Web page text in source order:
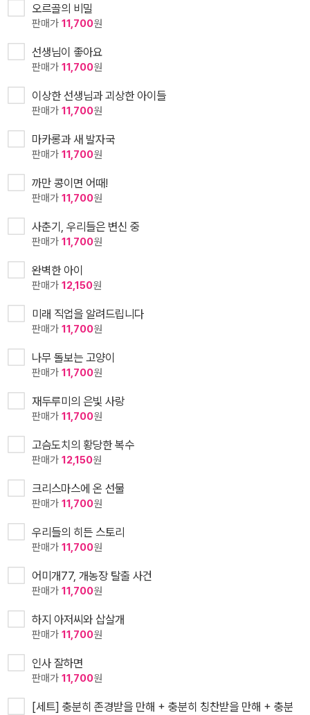
오르골의 비밀
판매가 11,700원
선생님이 좋아요
판매가 11,700원
이상한 선생님과 괴상한 아이들
판매가 11,700원
마카롱과 새 발자국
판매가 11,700원
까만 콩이면 어때!
판매가 11,700원
사춘기, 우리들은 변신 중
판매가 11,700원
완벽한 아이
판매가 12,150원
미래 직업을 알려드립니다
판매가 11,700원
나무 돌보는 고양이
판매가 11,700원
재두루미의 은빛 사랑
판매가 11,700원
고슴도치의 황당한 복수
판매가 12,150원
크리스마스에 온 선물
판매가 11,700원
우리들의 히든 스토리
판매가 11,700원
어미개77, 개농장 탈출 사건
판매가 11,700원
하지 아저씨와 삽살개
판매가 11,700원
인사 잘하면
판매가 11,700원
[세트] 충분히 존경받을 만해 + 충분히 칭찬받을 만해 + 충분